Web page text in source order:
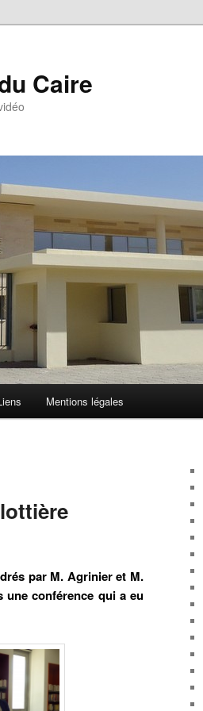
Caire
Mentions légales
par M. Agrinier et M.
une conférence qui a eu